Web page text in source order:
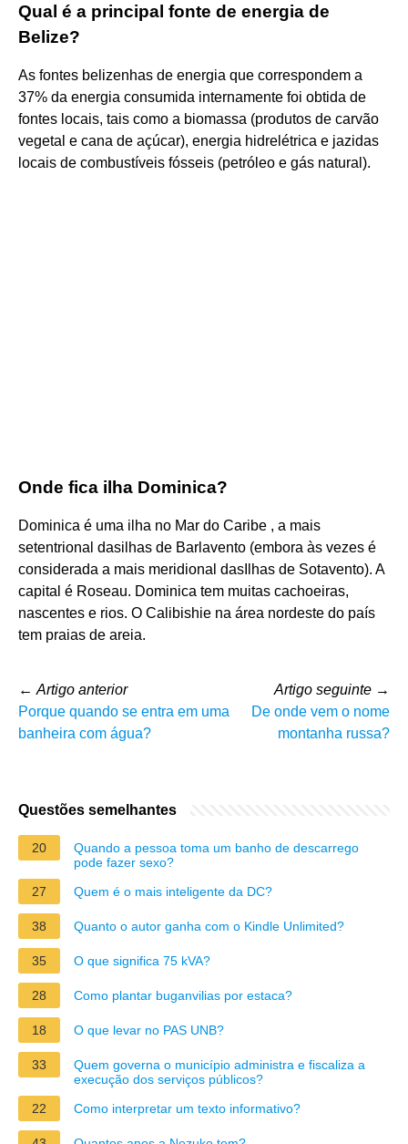
Qual é a principal fonte de energia de
Belize?
As fontes belizenhas de energia que correspondem a
37% da energia consumida internamente foi obtida de
fontes locais, tais como a biomassa (produtos de carvão
vegetal e cana de açúcar), energia hidrelétrica e jazidas
locais de combustíveis fósseis (petróleo e gás natural).
Onde fica ilha Dominica?
Dominica é uma ilha no Mar do Caribe , a mais
setentrional dasilhas de Barlavento (embora às vezes é
considerada a mais meridional dasIlhas de Sotavento). A
capital é Roseau. Dominica tem muitas cachoeiras,
nascentes e rios. O Calibishie na área nordeste do país
tem praias de areia.
← Artigo anterior
Porque quando se entra em uma
banheira com água?
Artigo seguinte →
De onde vem o nome
montanha russa?
Questões semelhantes
20
Quando a pessoa toma um banho de descarrego
pode fazer sexo?
27
Quem é o mais inteligente da DC?
38 Quanto o autor ganha com o Kindle Unlimited?
35 O que significa 75 kVA?
28 Como plantar buganvilias por estaca?
18 O que levar no PAS UNB?
33
Quem governa o município administra e fiscaliza a
execução dos serviços públicos?
22
Como interpretar um texto informativo?